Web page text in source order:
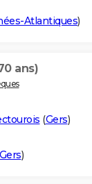
Atlantiques)
ans)
(Gers)
)